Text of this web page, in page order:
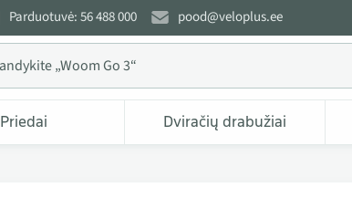
Parduotuvė: 56 488 000 pood@veloplus.ee
Priedai Dviračių drabužiai